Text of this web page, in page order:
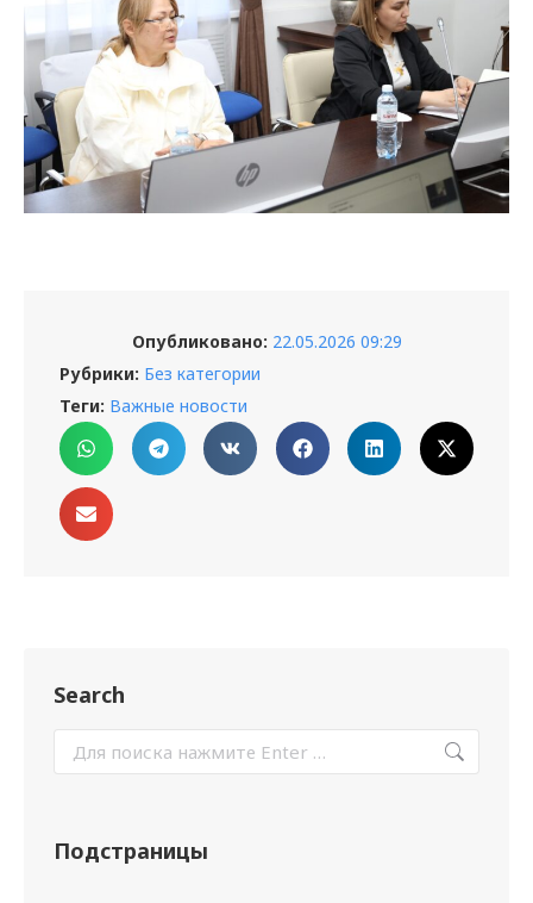
Опубликовано: 22.05.2026 09:29
Рубрики: Без категории
Теги: Важные новости
Search
Подстраницы